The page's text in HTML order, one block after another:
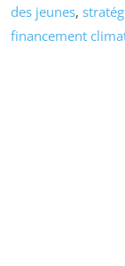
des jeunes,
financement